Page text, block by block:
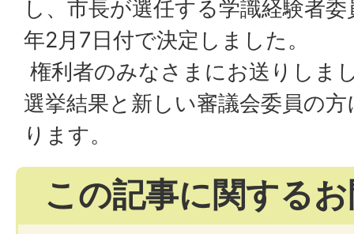
し、市長が選任する学識経験者
年2月7日付で決定しました。
権利者のみなさまにお送りしま
選挙結果と新しい審議会委員の
ります。
この記事に関する